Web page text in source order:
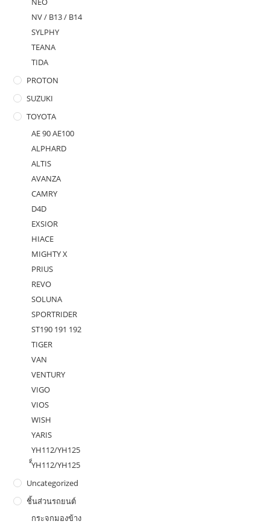
NV / B13 / B14
SYLPHY
TEANA
TIDA
PROTON
SUZUKI
TOYOTA
AE 90 AE100
ALPHARD
ALTIS
AVANZA
CAMRY
D4D
EXSIOR
HIACE
MIGHTY X
PRIUS
REVO
SOLUNA
SPORTRIDER
ST190 191 192
TIGER
VAN
VENTURY
VIGO
VIOS
WISH
YARIS
YH112/YH125
ํ็YH112/YH125
Uncategorized
ชิ้นส่วนรถยนต์
กระจกมองข้าง